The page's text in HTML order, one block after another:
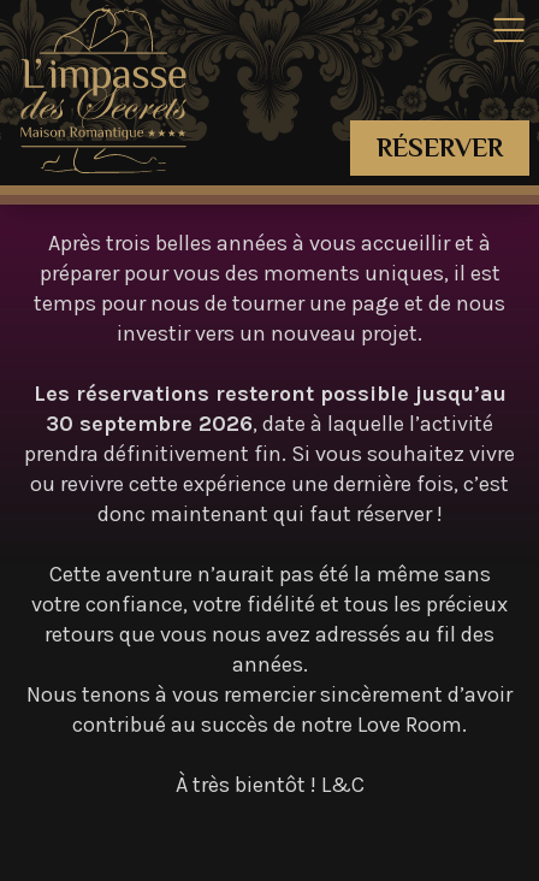
RÉSERVER
Après trois belles années à vous accueillir et à
préparer pour vous des moments uniques, il est
temps pour nous de tourner une page et de nous
investir vers un nouveau projet.
Les réservations resteront possible jusqu’au
30 septembre 2026, date à laquelle l’activité
prendra définitivement fin. Si vous souhaitez vivre
ou revivre cette expérience une dernière fois, c’est
donc maintenant qui faut réserver !
Cette aventure n’aurait pas été la même sans
votre confiance, votre fidélité et tous les précieux
retours que vous nous avez adressés au fil des
années.
Nous tenons à vous remercier sincèrement d’avoir
contribué au succès de notre Love Room.
À très bientôt ! L&C